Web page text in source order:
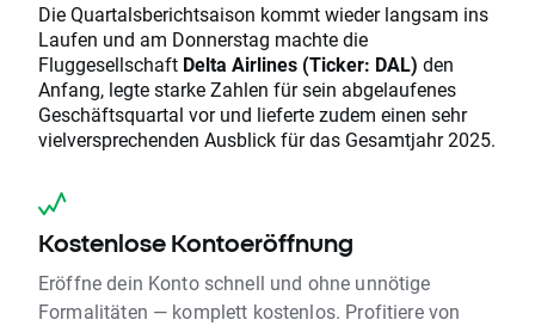
Die Quartalsberichtsaison kommt wieder langsam ins
Laufen und am Donnerstag machte die
Fluggesellschaft Delta Airlines (Ticker: DAL) den
Anfang, legte starke Zahlen für sein abgelaufenes
Geschäftsquartal vor und lieferte zudem einen sehr
vielversprechenden Ausblick für das Gesamtjahr 2025.
Kostenlose Kontoeröffnung
Eröffne dein Konto schnell und ohne unnötige
Formalitäten — komplett kostenlos. Profitiere von